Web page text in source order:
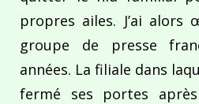
propres ailes. J’ai alors
groupe de presse
années. La filiale dans
fermé ses portes